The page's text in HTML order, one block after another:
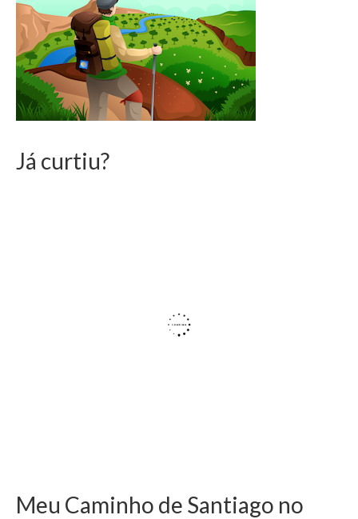
Já curtiu?
Meu Caminho de Santiago no